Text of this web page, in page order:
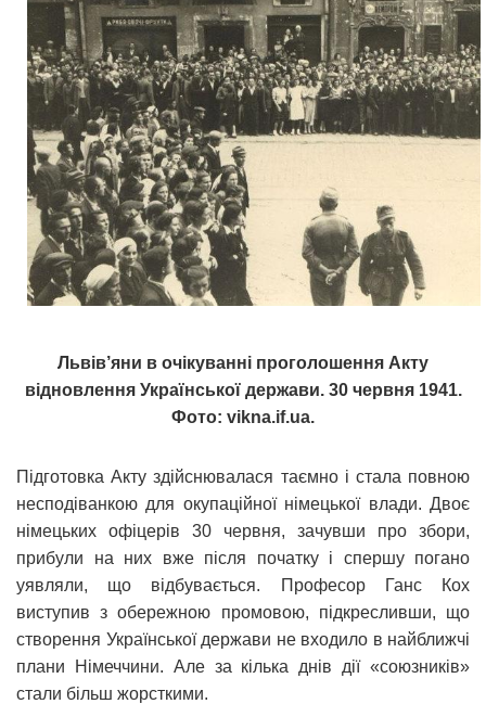
Львів’яни в очікуванні проголошення Акту
відновлення Української держави. 30 червня 1941.
Фото: vikna.if.ua.
Підготовка Акту здійснювалася таємно і стала повною
несподіванкою для окупаційної німецької влади. Двоє
німецьких офіцерів 30 червня, зачувши про збори,
прибули на них вже після початку і спершу погано
уявляли, що відбувається. Професор Ганс Кох
виступив з обережною промовою, підкресливши, що
створення Української держави не входило в найближчі
плани Німеччини. Але за кілька днів дії «союзників»
стали більш жорсткими.